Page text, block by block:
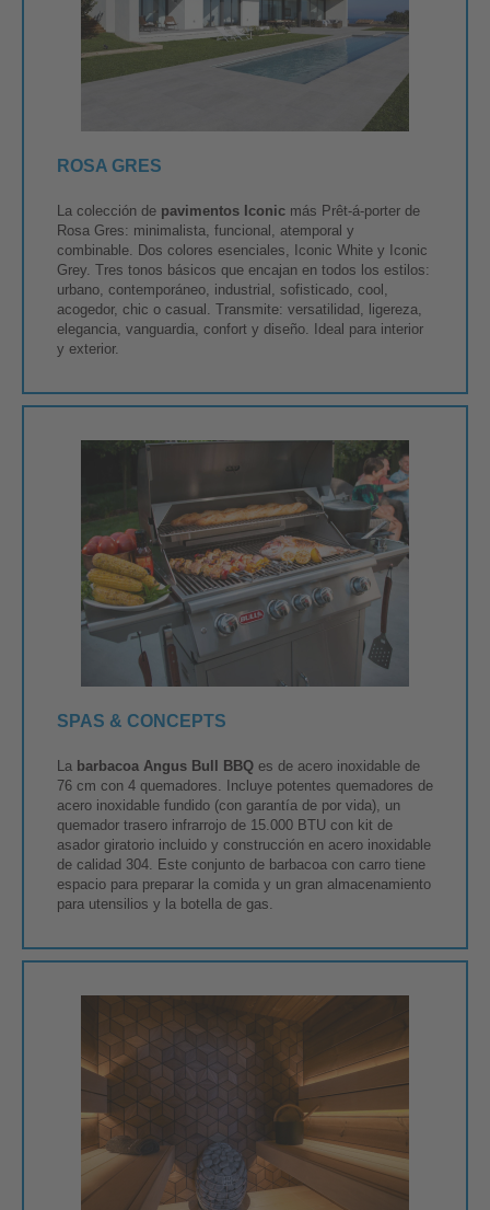
ROSA GRES
La colección de pavimentos Iconic más Prêt-á-porter de
Rosa Gres: minimalista, funcional, atemporal y
combinable. Dos colores esenciales, Iconic White y Iconic
Grey. Tres tonos básicos que encajan en todos los estilos:
urbano, contemporáneo, industrial, sofisticado, cool,
acogedor, chic o casual. Transmite: versatilidad, ligereza,
elegancia, vanguardia, confort y diseño. Ideal para interior
y exterior.
SPAS & CONCEPTS
La barbacoa Angus Bull BBQ es de acero inoxidable de
76 cm con 4 quemadores. Incluye potentes quemadores de
acero inoxidable fundido (con garantía de por vida), un
quemador trasero infrarrojo de 15.000 BTU con kit de
asador giratorio incluido y construcción en acero inoxidable
de calidad 304. Este conjunto de barbacoa con carro tiene
espacio para preparar la comida y un gran almacenamiento
para utensilios y la botella de gas.